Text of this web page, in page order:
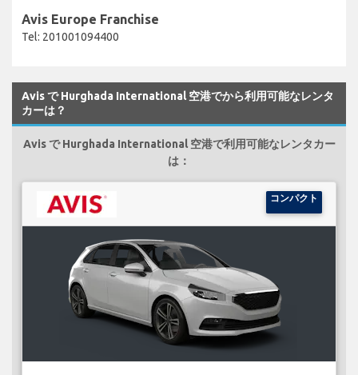
Avis Europe Franchise
Tel: 201001094400
Avis で Hurghada International 空港でから利用可能なレンタ
カーは？
Avis で Hurghada International 空港で利用可能なレンタカー
は：
コンパクト